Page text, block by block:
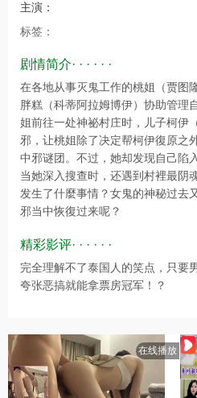
主演：
标签：
剧情简介· · · · · ·
在各地从事灭鬼工作的桃姐（贾图
胖糕（科蒂阿拉姆博伊）协助管理
姐前往一处神祕村庄时，儿子柯伊
邪，让桃姐除了决定帮柯伊復原之
中邪谜团。不过，她却发现自己陷
当她深入搜查时，还遇到村裡最
发生了什麼事情？女鬼的神秘过去
邪当中恢復过来呢？
精彩影评· · · · · ·
完全理解不了泰国人的笑点，只要
夸张恶搞就能拿票房冠军！？